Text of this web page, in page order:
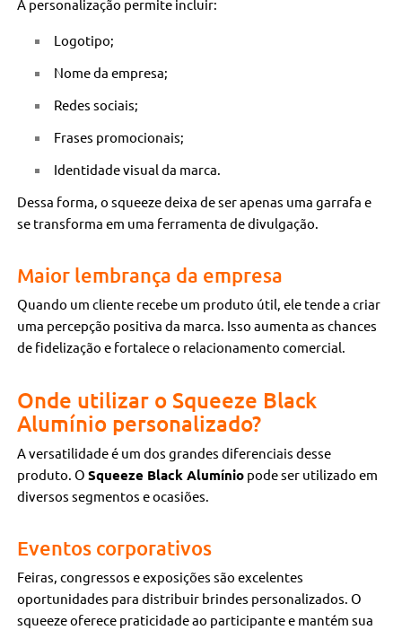
A personalização permite incluir:
Logotipo;
Nome da empresa;
Redes sociais;
Frases promocionais;
Identidade visual da marca.
Dessa forma, o squeeze deixa de ser apenas uma garrafa e
se transforma em uma ferramenta de divulgação.
Maior lembrança da empresa
Quando um cliente recebe um produto útil, ele tende a criar
uma percepção positiva da marca. Isso aumenta as chances
de fidelização e fortalece o relacionamento comercial.
Onde utilizar o Squeeze Black
Alumínio personalizado?
A versatilidade é um dos grandes diferenciais desse
produto. OSqueeze Black Alumínio pode ser utilizado em
diversos segmentos e ocasiões.
Eventos corporativos
Feiras, congressos e exposições são excelentes
oportunidades para distribuir brindes personalizados. O
squeeze oferece praticidade ao participante e mantém sua